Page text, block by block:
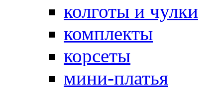
колготы и чулки
комплекты
корсеты
мини-платья